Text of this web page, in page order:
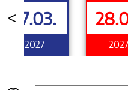
<27.03.
2027 2027